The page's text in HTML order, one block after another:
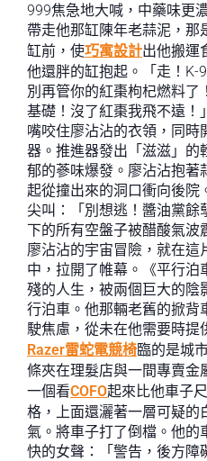
999焦急地大喊，中藥味更
帶走他那缸陳年老蒜泥，
缸前，使巧寓設計出他搬運
他還胖的缸抱起。「走！K-
別再管你的紅棗枸杞燃料了
基礎！沒了紅棗我飛不遠！
嘴咬住廖沾沾的衣領，同時
器。推進器發出「滋滋」的
郁的蔘味爆發。廖沾沾抱著
起從撞出來的洞口衝向後院
尖叫：「別想逃！醬油黨餘
下的所有空盤子被醋酸氣波
廖沾沾的宇宙冒險，就在
中，拉開了帷幕。《平行
殘的人生，被兩個巨大的陰
行泊車。他那輛老舊的掀背
駛焦慮，從未在他需要時提
Razer雷蛇電競椅臨的是城
條夾在理髮店與一間專賣金
一個看COFO起來比他車子
格，上面還灑著一層可疑的
氣。將車子打了倒檔。他的
快的女聲：「警告，後方障